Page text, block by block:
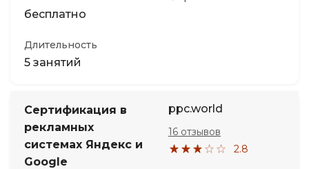
бесплатно
Длительность
5 занятий
Сертификация в
рекламных
системах Яндекс и
Google
ppc.world
2.8
16 отзывов